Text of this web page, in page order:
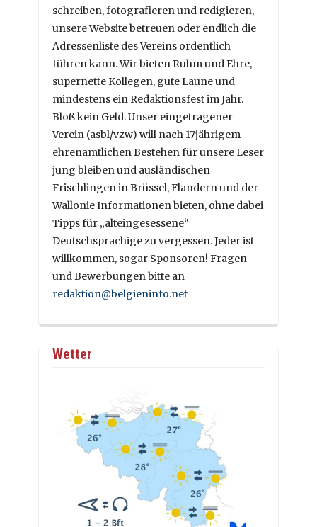
schreiben, fotografieren und redigieren,
unsere Website betreuen oder endlich die
Adressenliste des Vereins ordentlich
führen kann. Wir bieten Ruhm und Ehre,
supernette Kollegen, gute Laune und
mindestens ein Redaktionsfest im Jahr.
Bloß kein Geld. Unser eingetragener
Verein (asbl/vzw) will nach 17jährigem
ehrenamtlichen Bestehen für unsere Leser
jung bleiben und ausländischen
Frischlingen in Brüssel, Flandern und der
Wallonie Informationen bieten, ohne dabei
Tipps für „alteingesessene“
Deutschsprachige zu vergessen. Jeder ist
willkommen, sogar Sponsoren! Fragen
und Bewerbungen bitte an
redaktion@belgieninfo.net
Wetter